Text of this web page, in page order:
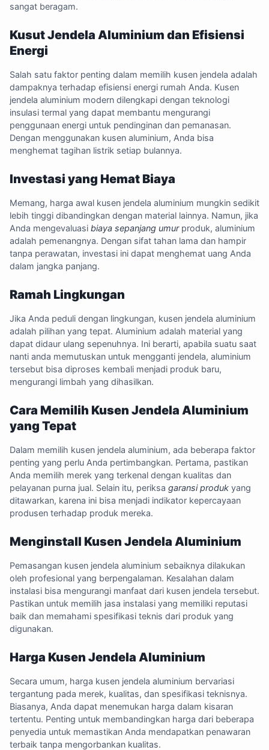
sangat beragam.
Kusut Jendela Aluminium dan Efisiensi
Energi
Salah satu faktor penting dalam memilih kusen jendela adalah
dampaknya terhadap efisiensi energi rumah Anda. Kusen
jendela aluminium modern dilengkapi dengan teknologi
insulasi termal yang dapat membantu mengurangi
penggunaan energi untuk pendinginan dan pemanasan.
Dengan menggunakan kusen aluminium, Anda bisa
menghemat tagihan listrik setiap bulannya.
Investasi yang Hemat Biaya
Memang, harga awal kusen jendela aluminium mungkin sedikit
lebih tinggi dibandingkan dengan material lainnya. Namun, jika
Anda mengevaluasi biaya sepanjang umurproduk, aluminium
adalah pemenangnya. Dengan sifat tahan lama dan hampir
tanpa perawatan, investasi ini dapat menghemat uang Anda
dalam jangka panjang.
Ramah Lingkungan
Jika Anda peduli dengan lingkungan, kusen jendela aluminium
adalah pilihan yang tepat. Aluminium adalah material yang
dapat didaur ulang sepenuhnya. Ini berarti, apabila suatu saat
nanti anda memutuskan untuk mengganti jendela, aluminium
tersebut bisa diproses kembali menjadi produk baru,
mengurangi limbah yang dihasilkan.
Cara Memilih Kusen Jendela Aluminium
yang Tepat
Dalam memilih kusen jendela aluminium, ada beberapa faktor
penting yang perlu Anda pertimbangkan. Pertama, pastikan
Anda memilih merek yang terkenal dengan kualitas dan
pelayanan purna jual. Selain itu, periksa garansi produk yang
ditawarkan, karena ini bisa menjadi indikator kepercayaan
produsen terhadap produk mereka.
Menginstall Kusen Jendela Aluminium
Pemasangan kusen jendela aluminium sebaiknya dilakukan
oleh profesional yang berpengalaman. Kesalahan dalam
instalasi bisa mengurangi manfaat dari kusen jendela tersebut.
Pastikan untuk memilih jasa instalasi yang memiliki reputasi
baik dan memahami spesifikasi teknis dari produk yang
digunakan.
Harga Kusen Jendela Aluminium
Secara umum, harga kusen jendela aluminium bervariasi
tergantung pada merek, kualitas, dan spesifikasi teknisnya.
Biasanya, Anda dapat menemukan harga dalam kisaran
tertentu. Penting untuk membandingkan harga dari beberapa
penyedia untuk memastikan Anda mendapatkan penawaran
terbaik tanpa mengorbankan kualitas.